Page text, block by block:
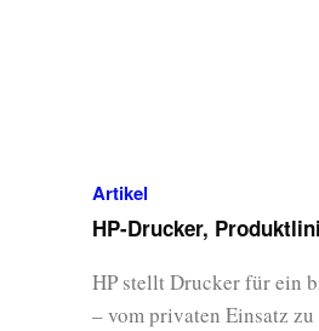
Artikel
HP-Drucker,
HP stellt Drucker für ein
– vom privaten Einsatz